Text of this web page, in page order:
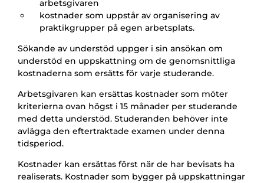
arbetsgivaren
kostnader som uppstår av organisering av
praktikgrupper på egen arbetsplats.
Sökande av understöd uppger i sin ansökan om
understöd en uppskattning om de genomsnittliga
kostnaderna som ersätts för varje studerande.
Arbetsgivaren kan ersättas kostnader som möter
kriterierna ovan högst i 15 månader per studerande
med detta understöd. Studeranden behöver inte
avlägga den eftertraktade examen under denna
tidsperiod.
Kostnader kan ersättas först när de har bevisats ha
realiserats. Kostnader som bygger på uppskattningar